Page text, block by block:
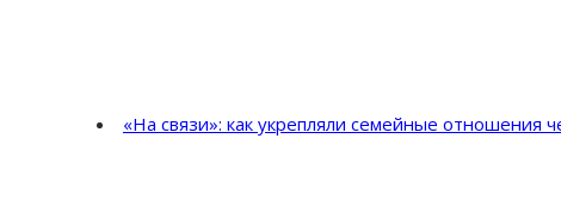
«На связи»: как укрепляли семейные